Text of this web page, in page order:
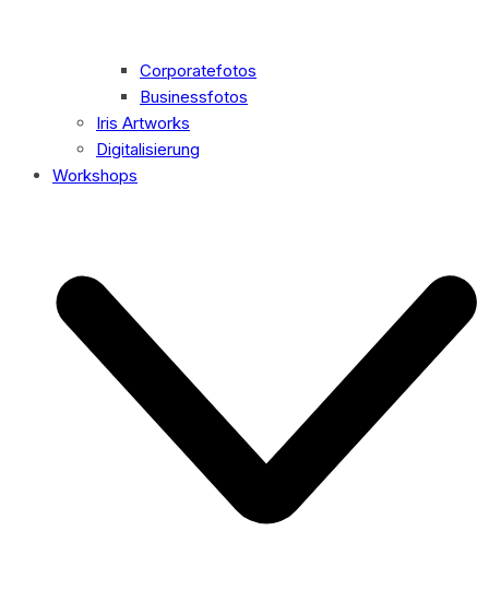
Corporatefotos
Businessfotos
Iris Artworks
Digitalisierung
Workshops